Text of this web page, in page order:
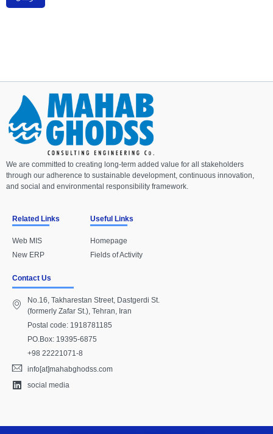
We are committed to creating long-term added value for all stakeholders
through our adherence to sustainable development, continuous innovation,
and social and environmental responsibility framework.
Related Links
Web MIS
New ERP
Useful Links
Homepage
Fields of Activity
Contact Us
No.16, Takharestan Street, Dastgerdi St.
(formerly Zafar St.), Tehran, Iran
Postal code: 1918781185
PO.Box: 19395-6875
+98 22221071-8
info[at]mahabghodss.com
social media